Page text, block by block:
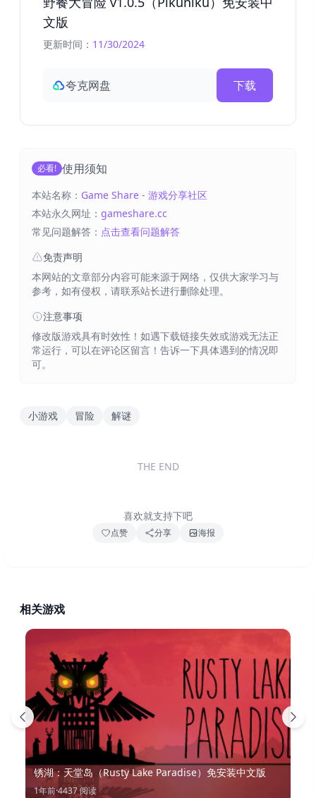
文版
更新时间： 11/30/2024
夸克网盘 下载
必看! 使用须知
本站名称： Game Share - 游戏分享社区
本站永久网址： gameshare.cc
常见问题解答： 点击查看问题解答
免责声明
本网站的文章部分内容可能来源于网络，仅供大家学习与
参考，如有侵权，请联系站长进行删除处理。
注意事项
修改版游戏具有时效性！如遇下载链接失效或游戏无法正
常运行，可以在评论区留言！告诉一下具体遇到的情况即
可。
小游戏 冒险 解谜
THE END
喜欢就支持下吧
点赞 分享 海报
相关游戏
锈湖：天堂岛（Rusty Lake Paradise）免安装中文版
1年前·4437阅读